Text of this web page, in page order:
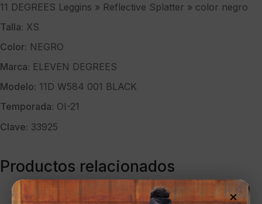
11 DEGREES Leggins » Reflective Splatter » color negro
Talla: XS
Color: NEGRO
Marca: ELEVEN DEGREES
Modelo: 11D W584 001 BLACK
Temporada: OI-21
Clave: 33925
Productos relacionados
×